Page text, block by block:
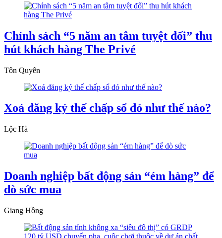
Chính sách “5 năm an tâm tuyệt đối” thu
hút khách hàng The Privé
Tôn Quyên
Xoá đăng ký thế chấp sổ đỏ như thế nào?
Lộc Hà
Doanh nghiệp bất động sản “ém hàng” để
dò sức mua
Giang Hồng